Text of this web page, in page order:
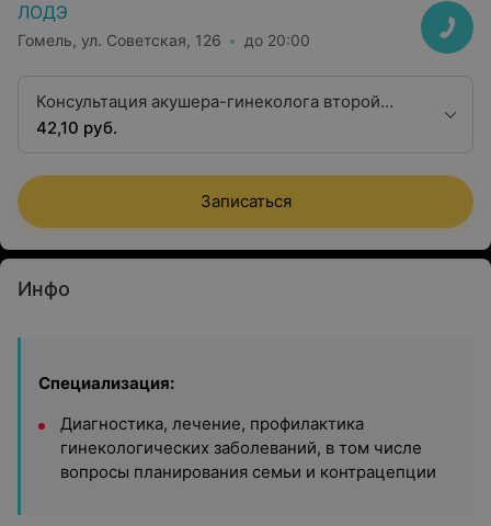
ЛОДЭ
Гомель, ул. Советская, 126 до 20:00
Консультация акушера-гинеколога второй
квалификационной категории
42,10 руб.
Записаться
Инфо
Специализация:
Диагностика, лечение, профилактика
гинекологических заболеваний, в том числе
вопросы планирования семьи и контрацепции